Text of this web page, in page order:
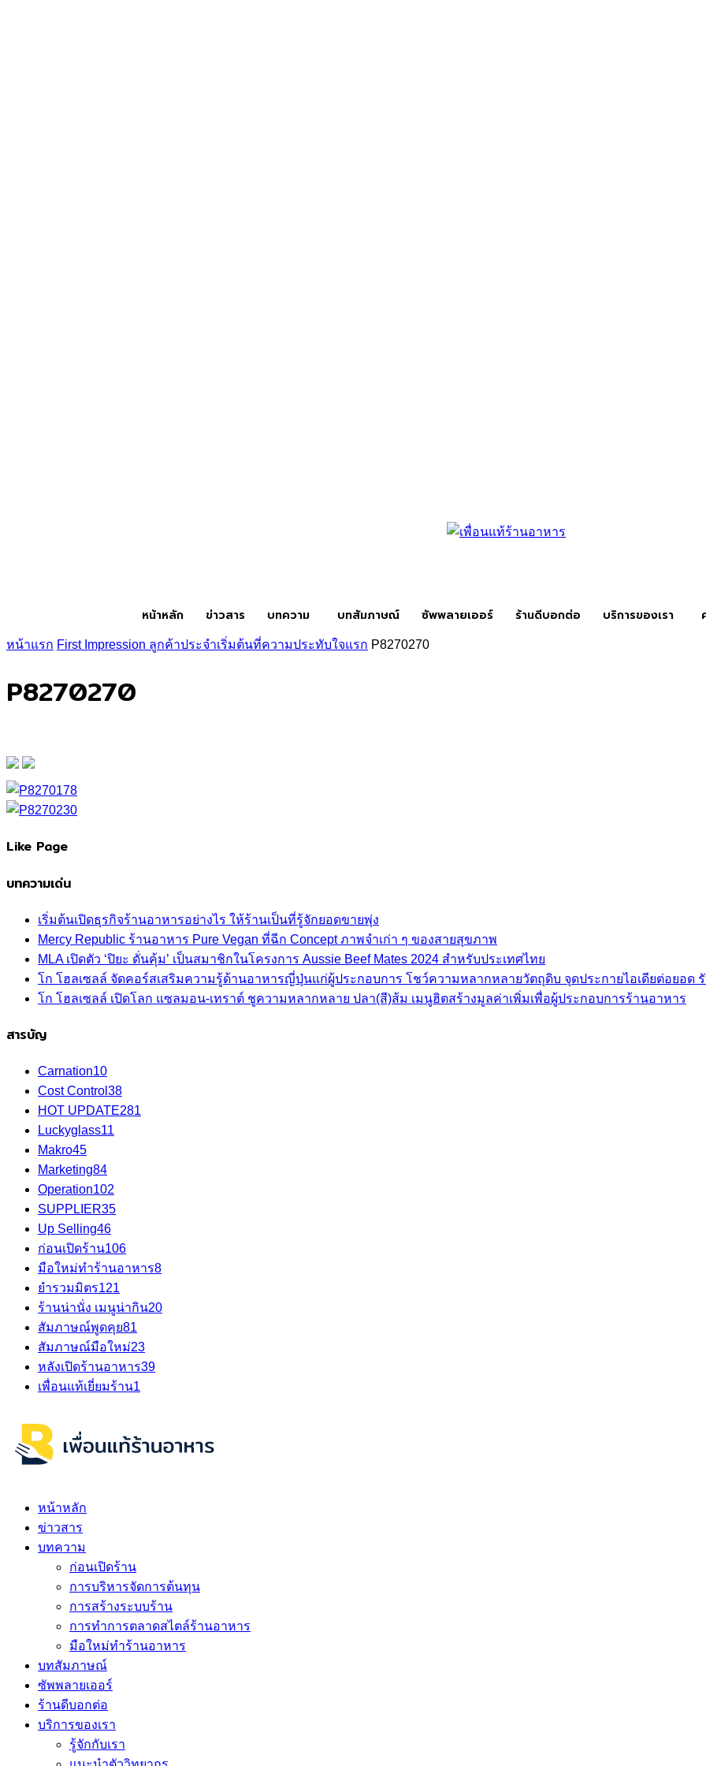
หน้าหลัก ข่าวสาร บทความ บทสัมภาษณ์ ซัพพลายเออร์ ร้านดีบอกต่อ บริการของเรา
หน้าแรก First Impression ลูกค้าประจำเริ่มต้นที่ความประทับใจแรก P8270270
P8270270
Like Page
บทความเด่น
เริ่มต้นเปิดธุรกิจร้านอาหารอย่างไร ให้ร้านเป็นที่รู้จักยอดขายพุ่ง
Mercy Republic ร้านอาหาร Pure Vegan ที่ฉีก Concept ภาพจำเก่า ๆ ของสายสุขภาพ
MLA เปิดตัว ‘ปิยะ ดั่นคุ้ม’ เป็นสมาชิกในโครงการ Aussie Beef Mates 2024 สำหรับประเทศไทย
โก โฮลเซลล์ จัดคอร์สเสริมความรู้ด้านอาหารญี่ปุ่นแก่ผู้ประกอบการ โชว์ความหลากหลายวัตถุดิบ จุดประกายไอเดียต่อยอด
โก โฮลเซลล์ เปิดโลก แซลมอน-เทราต์ ชูความหลากหลาย ปลา(สี)ส้ม เมนูฮิตสร้างมูลค่าเพิ่มเพื่อผู้ประกอบการร้านอาหาร
สารบัญ
Carnation10
Cost Control 38
HOT UPDATE281
Luckyglass11
Makro45
Marketing84
Operation102
SUPPLIER35
Up Selling46
ก่อนเปิดร้าน106
มือใหม่ทำร้านอาหาร8
ยำรวมมิตร121
ร้านน่านั่ง เมนูน่ากิน20
สัมภาษณ์พูดคุย81
สัมภาษณ์มือใหม่23
หลังเปิดร้านอาหาร39
เพื่อนแท้เยี่ยมร้าน1
หน้าหลัก
ข่าวสาร
บทความ
ก่อนเปิดร้าน
การบริหารจัดการต้นทุน
การสร้างระบบร้าน
การทำการตลาดสไตล์ร้านอาหาร
มือใหม่ทำร้านอาหาร
บทสัมภาษณ์
ซัพพลายเออร์
ร้านดีบอกต่อ
บริการของเรา
รู้จักกับเรา